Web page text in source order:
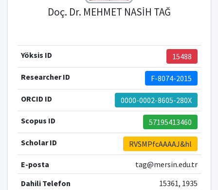
Doç. Dr. MEHMET NASİH TAĞ
Yöksis ID 15488
Researcher ID F-8074-2015
ORCID ID 0000-0002-8605-280X
Scopus ID 57195413460
Scholar ID RVSMPfcAAAAJ&hl
E-posta
tag@mersin.edu.tr
Dahili Telefon
15361, 1935